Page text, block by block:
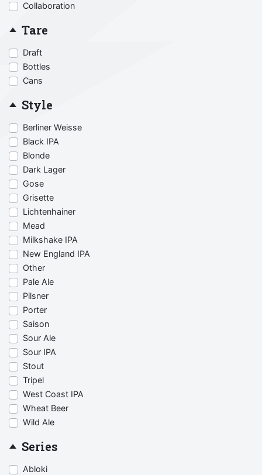
Collaboration
Tare
Draft
Bottles
Cans
Style
Berliner Weisse
Black IPA
Blonde
Dark Lager
Gose
Grisette
Lichtenhainer
Mead
Milkshake IPA
New England IPA
Other
Pale Ale
Pilsner
Porter
Saison
Sour Ale
Sour IPA
Stout
Tripel
West Coast IPA
Wheat Beer
Wild Ale
Series
Abloki